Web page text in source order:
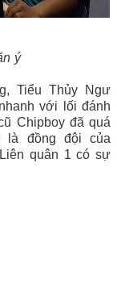
ý
Tiểu Thủy Ngư
với lối đánh
Chipboy đã quá
là đồng đội của
quân 1 có sự